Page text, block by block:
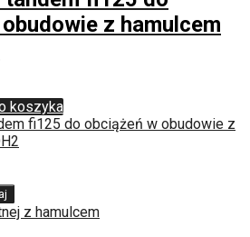
z hamulcem
koszyka
z hamulcem